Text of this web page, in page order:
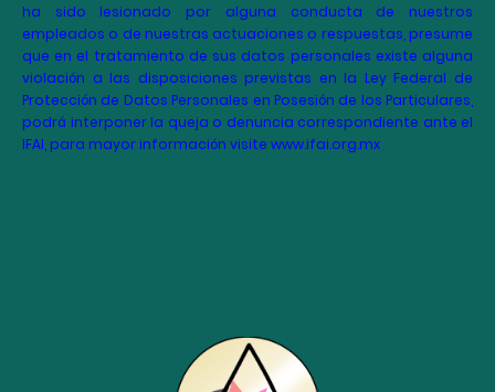
ha sido lesionado por alguna conducta de nuestros
empleados o de nuestras actuaciones o respuestas, presume
que en el tratamiento de sus datos personales existe alguna
violación a las disposiciones previstas en la Ley Federal de
Protección de Datos Personales en Posesión de los Particulares,
podrá interponer la queja o denuncia correspondiente ante el
IFAI, para mayor información visite www.ifai.org.mx